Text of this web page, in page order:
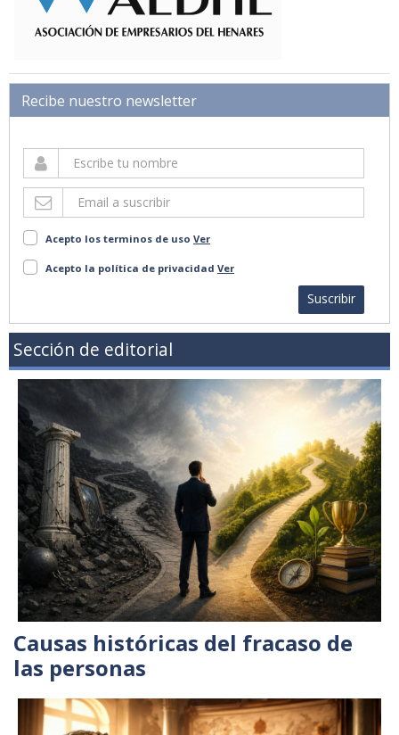
Recibe nuestro newsletter
Acepto los terminos de uso Ver
Acepto la política de privacidad Ver
Suscribir
Sección de editorial
Causas históricas del fracaso de
las personas